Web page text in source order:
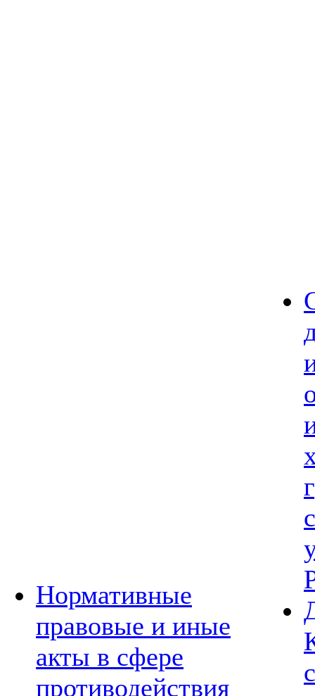
Нормативные
правовые и иные
акты в сфере
противодействия